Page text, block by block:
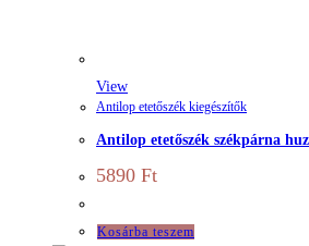
View
Antilop etetőszék kiegészítők
Antilop etetőszék székpárna
5890 Ft
Kosárba teszem